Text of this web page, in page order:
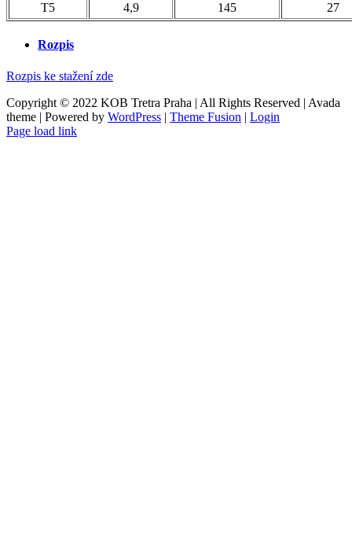
T5
4,9 145 27
Rozpis
Rozpis ke stažení zde
Copyright © 2022 KOB Tretra Praha | All Rights Reserved | Avada
theme | Powered by WordPress | Theme Fusion | Login
Page load link